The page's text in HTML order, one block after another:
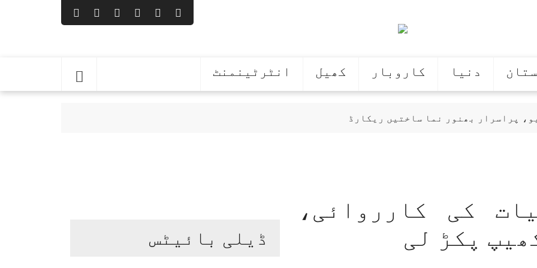
دنیا کاروبار کھیل انٹرٹینمنٹ
پراسرار بھنور نما ساختیں ریکارڈ
عمرہ کی ادائیگی
ڈیلی بائیٹس
کی کارروائی،
پکڑ لی